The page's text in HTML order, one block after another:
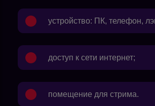
устройство: ПК, телефон,
доступ к сети интернет;
помещение для стрима.